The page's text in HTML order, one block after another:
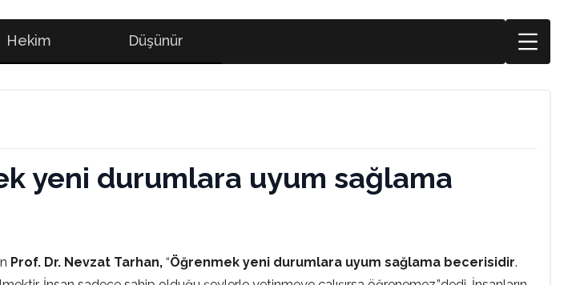
Hekim Düşünür
yeni durumlara uyum sağlama
Prof. Dr. Nevzat Tarhan, “Öğrenmek yeni durumlara uyum sağlama becerisidir.